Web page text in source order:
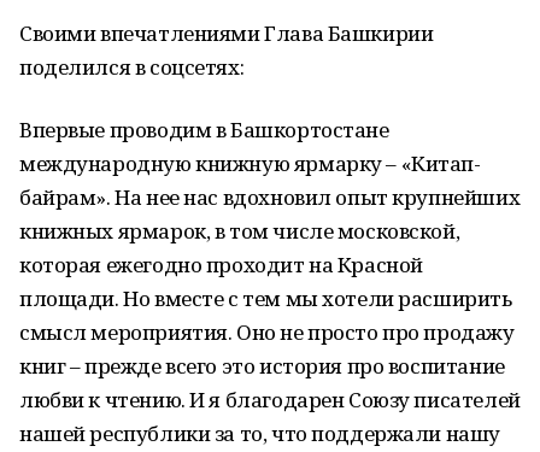
Своими впечатлениями Глава Башкирии
поделился в соцсетях:
Впервые проводим в Башкортостане
международную книжную ярмарку – «Китап-
байрам». На нее нас вдохновил опыт крупнейших
книжных ярмарок, в том числе московской,
которая ежегодно проходит на Красной
площади. Но вместе с тем мы хотели расширить
смысл мероприятия. Оно не просто про продажу
книг – прежде всего это история про воспитание
любви к чтению. И я благодарен Союзу писателей
нашей республики за то, что поддержали нашу